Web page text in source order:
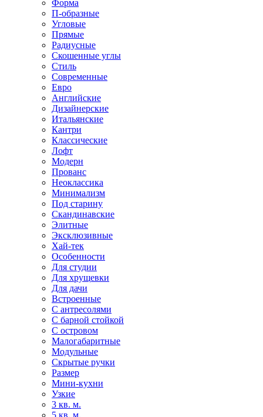
Форма
П-образные
Угловые
Прямые
Радиусные
Скошенные углы
Стиль
Современные
Евро
Английские
Дизайнерские
Итальянские
Кантри
Классические
Лофт
Модерн
Прованс
Неоклассика
Минимализм
Под старину
Скандинавские
Элитные
Эксклюзивные
Хай-тек
Особенности
Для студии
Для хрущевки
Для дачи
Встроенные
С антресолями
С барной стойкой
С островом
Малогабаритные
Модульные
Скрытые ручки
Размер
Мини-кухни
Узкие
3 кв. м.
5 кв. м.